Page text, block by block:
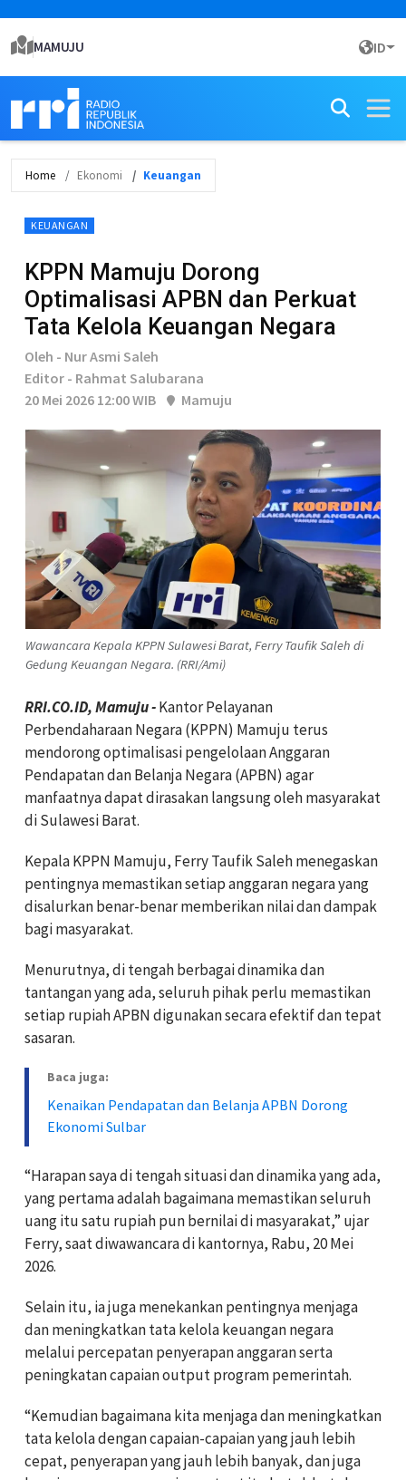
MAMUJU ID
Home Ekonomi Keuangan
KEUANGAN
KPPN Mamuju Dorong
Optimalisasi APBN dan Perkuat
Tata Kelola Keuangan Negara
Oleh - Nur Asmi Saleh
Editor - Rahmat Salubarana
20 Mei 2026 12:00 WIB
Mamuju
Wawancara Kepala KPPN Sulawesi Barat, Ferry Taufik Saleh di
Gedung Keuangan Negara. (RRI/Ami)
RRI.CO.ID, Mamuju -Kantor Pelayanan
Perbendaharaan Negara (KPPN) Mamuju terus
mendorong optimalisasi pengelolaan Anggaran
Pendapatan dan Belanja Negara (APBN) agar
manfaatnya dapat dirasakan langsung oleh masyarakat
di Sulawesi Barat.
Kepala KPPN Mamuju, Ferry Taufik Saleh menegaskan
pentingnya memastikan setiap anggaran negara yang
disalurkan benar-benar memberikan nilai dan dampak
bagi masyarakat.
Menurutnya, di tengah berbagai dinamika dan
tantangan yang ada, seluruh pihak perlu memastikan
setiap rupiah APBN digunakan secara efektif dan tepat
sasaran.
Baca juga:
Kenaikan Pendapatan dan Belanja APBN Dorong
Ekonomi Sulbar
“Harapan saya di tengah situasi dan dinamika yang ada,
yang pertama adalah bagaimana memastikan seluruh
uang itu satu rupiah pun bernilai di masyarakat,” ujar
Ferry, saat diwawancara di kantornya, Rabu, 20 Mei
2026.
Selain itu, ia juga menekankan pentingnya menjaga
dan meningkatkan tata kelola keuangan negara
melalui percepatan penyerapan anggaran serta
peningkatan capaian output program pemerintah.
“Kemudian bagaimana kita menjaga dan meningkatkan
tata kelola dengan capaian-capaian yang jauh lebih
cepat, penyerapan yang jauh lebih banyak, dan juga